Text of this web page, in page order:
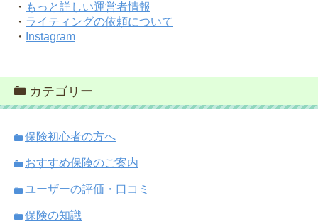
・ もっと詳しい運営者情報
・ ライティングの依頼について
・
Instagram
カテゴリー
保険初心者の方へ
おすすめ保険のご案内
ユーザーの評価・口コミ
保険の知識